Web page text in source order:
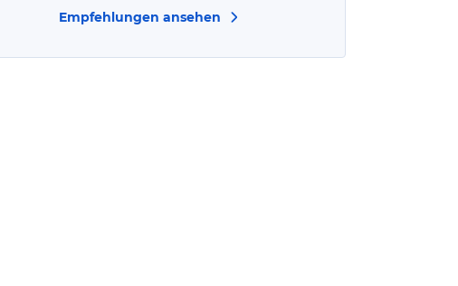
Empfehlungen ansehen